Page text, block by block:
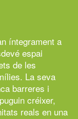
íntegrament a
espai
de les
La seva
barreres i
créixer,
reals en una